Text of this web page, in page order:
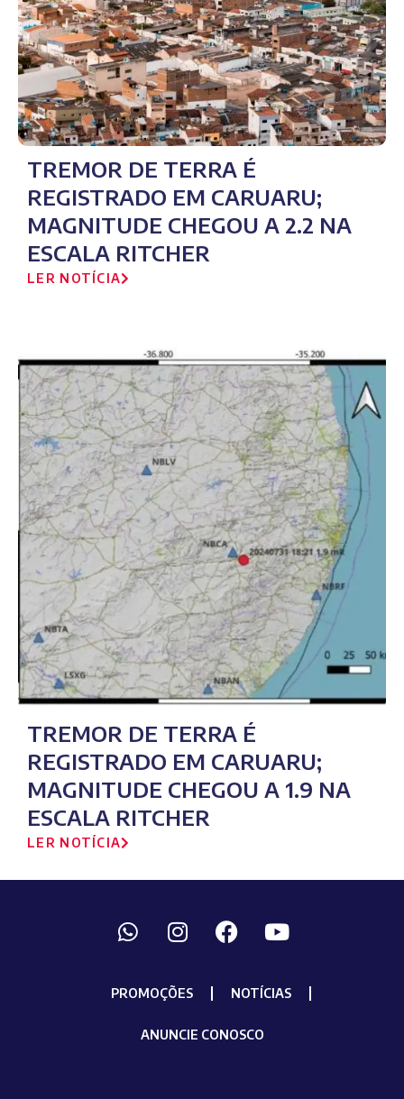
TREMOR DE TERRA É
REGISTRADO EM CARUARU;
MAGNITUDE CHEGOU A 2.2 NA
ESCALA RITCHER
LER NOTÍCIA
TREMOR DE TERRA É
REGISTRADO EM CARUARU;
MAGNITUDE CHEGOU A 1.9 NA
ESCALA RITCHER
LER NOTÍCIA
PROMOÇÕES NOTÍCIAS
ANUNCIE CONOSCO